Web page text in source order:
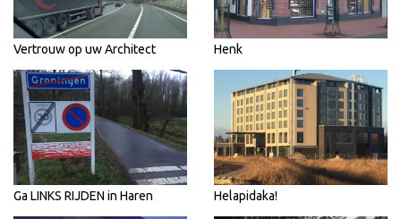
Vertrouw op uw Architect Henk
Ga LINKS RIJDEN in Haren Helapidaka!